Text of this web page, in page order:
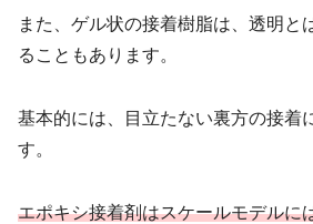
また、ゲル状の接着樹脂は、透明と
ることもあります。
基本的には、目立たない裏方の接着
す。
エポキシ接着剤はスケールモデルに